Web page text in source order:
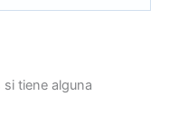
tiene alguna